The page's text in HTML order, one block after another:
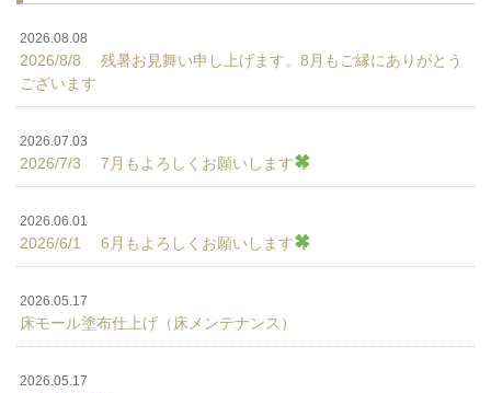
2026.08.08
2026/8/8 残暑お見舞い申し上げます。8月もご縁にありがとう
ございます
2026.07.03
2026/7/3 7月もよろしくお願いします
2026.06.01
2026/6/1 6月もよろしくお願いします
2026.05.17
床モール塗布仕上げ（床メンテナンス）
2026.05.17